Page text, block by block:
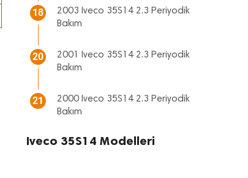
18
2003 Iveco 35S14 2.3 Periyodik
Bakım
20
2001 Iveco 35S14 2.3 Periyodik
Bakım
21
2000 Iveco 35S14 2.3 Periyodik
Bakım
Iveco 35S14 Modelleri